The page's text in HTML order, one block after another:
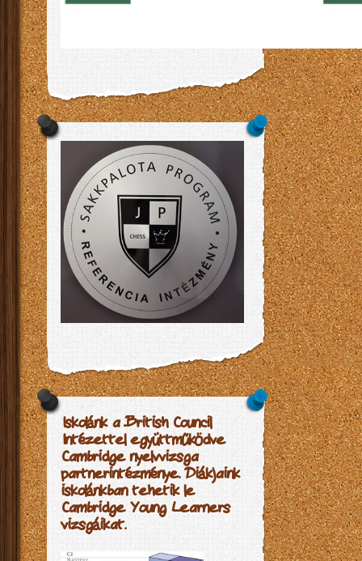
Iskolánk a British Council
Intézettel együttműködve
Cambridge nyelvvizsga
partnerintézménye. Diákjaink
iskolánkban tehetik le
Cambridge Young Learners
vizsgáikat.